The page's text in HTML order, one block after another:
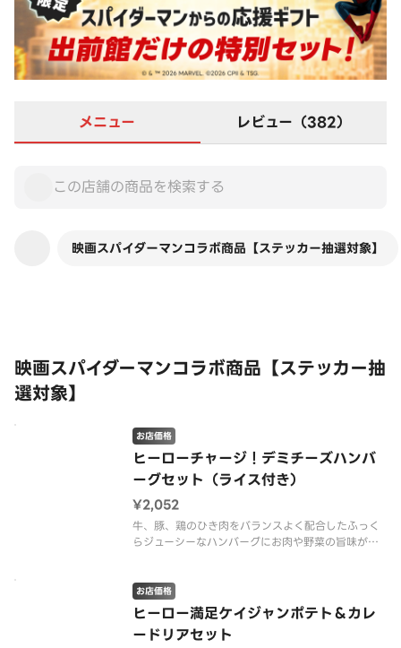
メニュー レビュー（382）
映画スパイダーマンコラボ商品【ステッカー抽選対象】
映画スパイダーマンコラボ商品【ステッカー抽
選対象】
ヒーローチャージ！デミチーズハンバ
ーグセット（ライス付き）
お店価格
¥2,052
牛、豚、鶏のひき肉をバランスよく配合したふっく
らジューシーなハンバーグにお肉や野菜の旨味がぎ
一口までとろけるおいしさをお楽しみください。※
商品の栄養成分・アレルゲン情報
ヒーロー満足ケイジャンポテト＆カレ
ードリアセット
お店価格